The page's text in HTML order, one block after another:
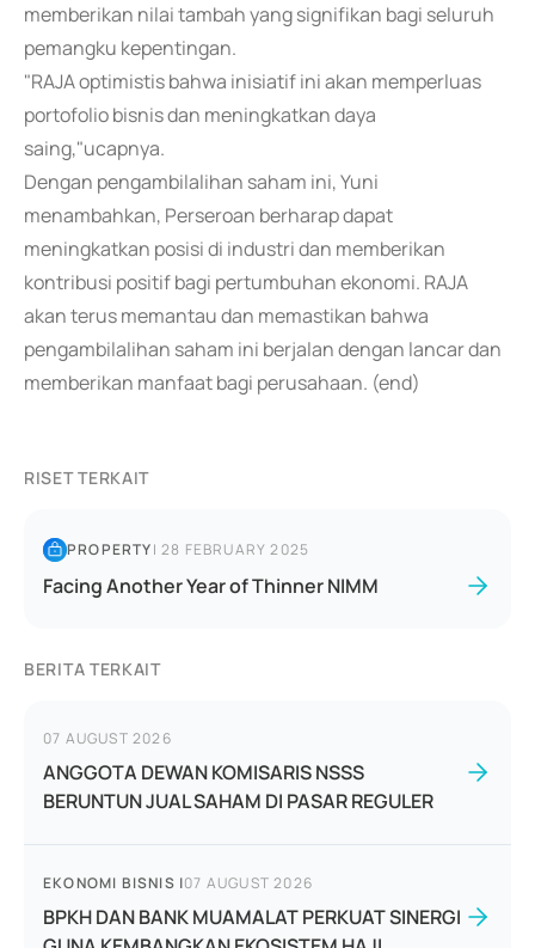
memberikan nilai tambah yang signifikan bagi seluruh
pemangku kepentingan.
"RAJA optimistis bahwa inisiatif ini akan memperluas
portofolio bisnis dan meningkatkan daya
saing,"ucapnya.
Dengan pengambilalihan saham ini, Yuni
menambahkan, Perseroan berharap dapat
meningkatkan posisi di industri dan memberikan
kontribusi positif bagi pertumbuhan ekonomi. RAJA
akan terus memantau dan memastikan bahwa
pengambilalihan saham ini berjalan dengan lancar dan
memberikan manfaat bagi perusahaan. (end)
RISET TERKAIT
PROPERTY|28 FEBRUARY 2025
Facing Another Year of Thinner NIMM
BERITA TERKAIT
07 AUGUST 2026
ANGGOTA DEWAN KOMISARIS NSSS
BERUNTUN JUAL SAHAM DI PASAR REGULER
EKONOMI BISNIS |07 AUGUST 2026
BPKH DAN BANK MUAMALAT PERKUAT SINERGI